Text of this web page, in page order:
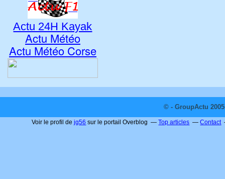
Actu 24H Kayak
Actu Météo
Actu Météo Corse
© - GroupActu
Voir le profil dejg56 sur le portail Overblog Top articles Contact